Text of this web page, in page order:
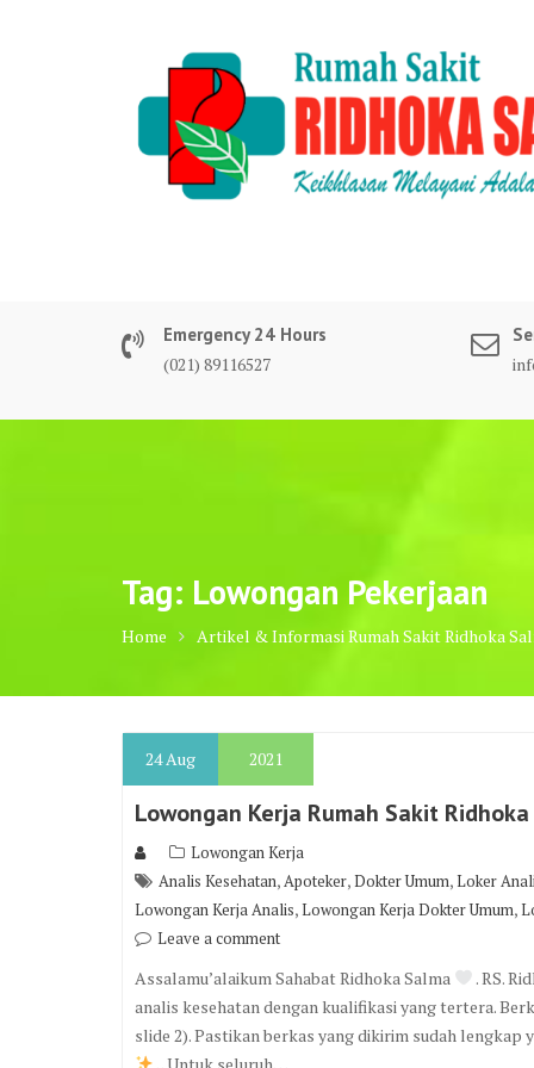
Emergency 24 Hours
(021) 89116527
Tag: Lowongan Pekerjaan
Home Artikel & Informasi Rumah Sakit Ridhoka
24Aug 2021
Lowongan Kerja Rumah Sakit
Lowongan Kerja
Analis Kesehatan, Apoteker,Dokter Umum,Loker
Lowongan Kerja Analis,Lowongan Kerja Dokter Umum,
Leave a comment
Assalamu’alaikum Sahabat Ridhoka Salma
. RS.
analis kesehatan dengan kualifikasi yang tertera.
slide 2). Pastikan berkas yang dikirim sudah lengkap
. . Untuk seluruh…